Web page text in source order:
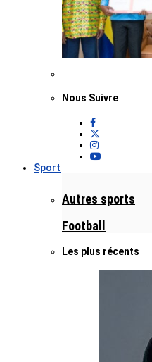
Nous Suivre
Sport
Autres sports
Football
Les plus récents